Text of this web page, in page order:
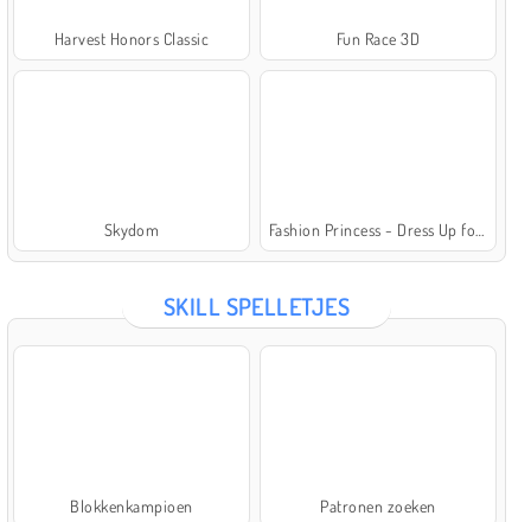
Harvest Honors Classic Fun Race 3D
Skydom Fashion Princess - Dress Up for Girls
SKILL SPELLETJES
Blokkenkampioen Patronen zoeken